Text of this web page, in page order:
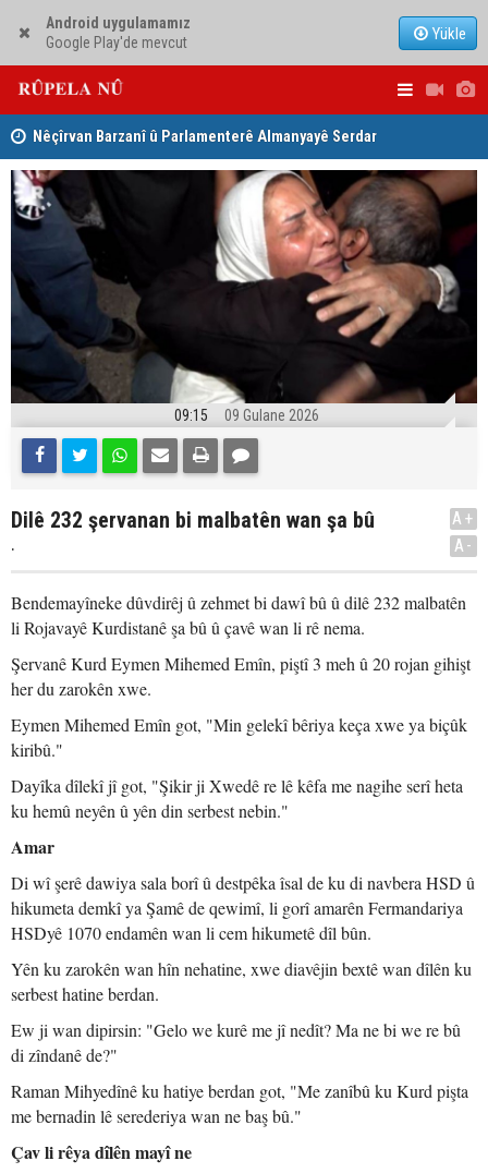
Android uygulamamız
Google Play'de mevcut
Yükle
Nêçîrvan Barzanî û Parlamenterê Almanyayê Serdar
Yuksel civiyan Kerkûkê
09:15 09 Gulane 2026
Dilê 232 şervanan bi malbatên wan şa bû
.
A+
A-
Bendemayîneke dûvdirêj û zehmet bi dawî bû û dilê 232 malbatên
li Rojavayê Kurdistanê şa bû û çavê wan li rê nema.
Şervanê Kurd Eymen Mihemed Emîn, piştî 3 meh û 20 rojan gihişt
her du zarokên xwe.
Eymen Mihemed Emîn got, "Min gelekî bêriya keça xwe ya biçûk
kiribû."
Dayîka dîlekî jî got, "Şikir ji Xwedê re lê kêfa me nagihe serî heta
ku hemû neyên û yên din serbest nebin."
Amar
Di wî şerê dawiya sala borî û destpêka îsal de ku di navbera HSD û
hikumeta demkî ya Şamê de qewimî, li gorî amarên Fermandariya
HSDyê 1070 endamên wan li cem hikumetê dîl bûn.
Yên ku zarokên wan hîn nehatine, xwe diavêjin bextê wan dîlên ku
serbest hatine berdan.
Ew ji wan dipirsin: "Gelo we kurê me jî nedît? Ma ne bi we re bû
di zîndanê de?"
Raman Mihyedînê ku hatiye berdan got, "Me zanîbû ku Kurd pişta
me bernadin lê serederiya wan ne baş bû."
Çav li rêya dîlên mayî ne